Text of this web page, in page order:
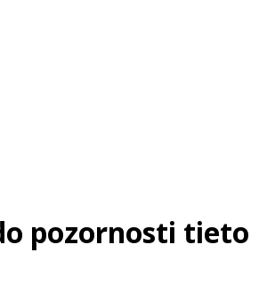
pozornosti tieto